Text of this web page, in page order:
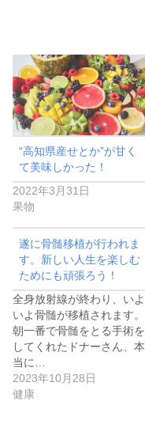
“高知県産せとか”が甘く
て美味しかった！
2022年3月31日
果物
遂に骨髄移植が行われま
す。新しい人生を楽しむ
ためにも頑張ろう！
全身放射線が終わり、いよ
いよ骨髄が移植されます。
朝一番で骨髄をとる手術を
してくれたドナーさん、本
当に…
2023年10月28日
健康